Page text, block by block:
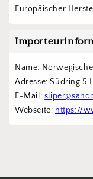
Europäischer
Name:
Adresse: Südring 5
E-Mail:
Webseite: https://